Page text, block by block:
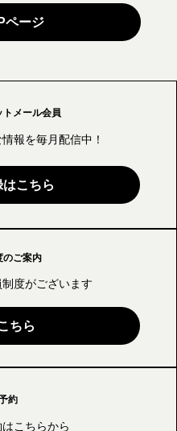
ページ
報を毎月配信中！
こちら
制度がございます
ちら
こちらから